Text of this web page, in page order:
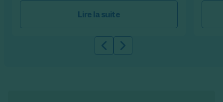
Lire la suite
Slide précédente
Slide suivante